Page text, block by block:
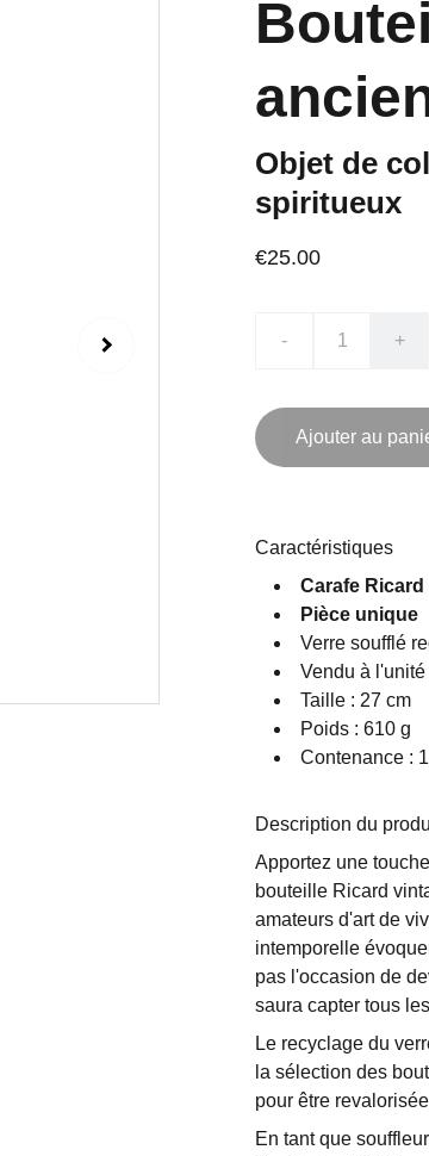
Objet de
spiritueux
€25.00
- +
Ajouter au
Caractéristiques
Carafe Ricard
Pièce unique
Verre soufflé
Vendu à l'unité
Taille : 27 cm
Poids : 610 g
Contenance :
Description du
Apportez une
bouteille Ricard
amateurs d'art de
intemporelle
pas l'occasion de
saura capter tous
Le recyclage du
la sélection des
pour être
En tant que